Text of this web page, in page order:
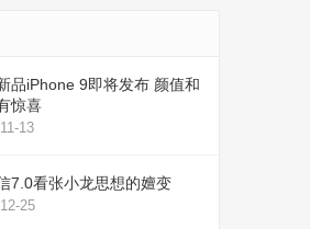
头
键
或
品iPhone 9即将发布 颜值和
惊喜
13
7.0看张小龙思想的嬗变
25